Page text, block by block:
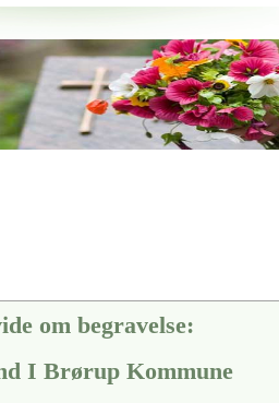
en god afslutning når det gælder
I Brørup Kommune
af begravelsel
om begravelse:
I Brørup Kommune